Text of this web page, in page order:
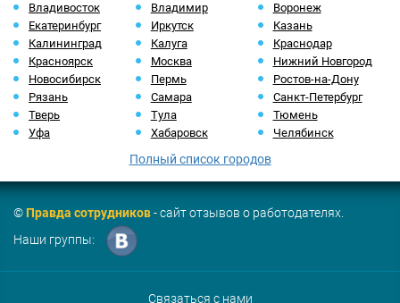
Владивосток Владимир
Воронеж
Екатеринбург
Иркутск
Казань
Калининград
Калуга
Краснодар
Красноярск
Москва
Нижний Новгород
Новосибирск
Пермь
Ростов-на-Дону
Рязань
Самара
Санкт-Петербург
Тверь
Тула
Тюмень
Уфа
Хабаровск Челябинск
Полный список городов
©Правда сотрудников- сайт отзывов о работодателях.
Наши группы:
Связаться с нами